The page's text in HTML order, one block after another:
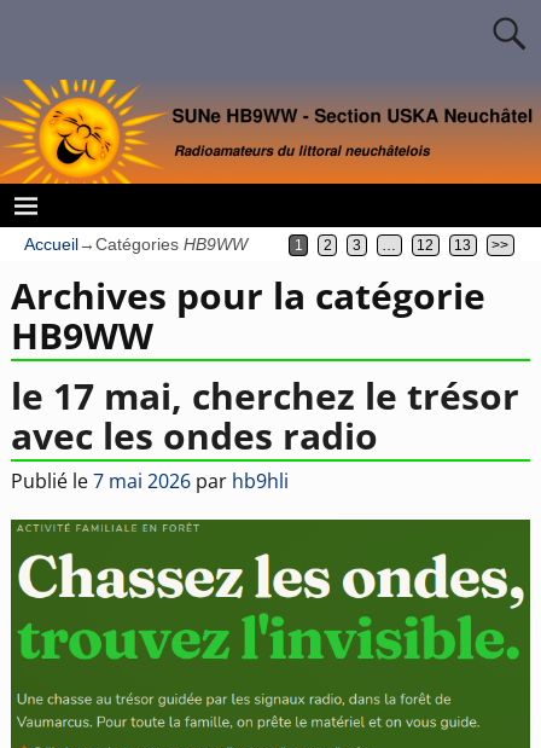
Accueil→Catégories HB9WW 1 2 3 … 12 13 >>
Archives pour la catégorie
HB9WW
le 17 mai, cherchez le trésor
avec les ondes radio
Publié le7 mai 2026 par hb9hli